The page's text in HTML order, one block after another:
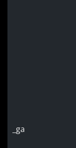
_ga